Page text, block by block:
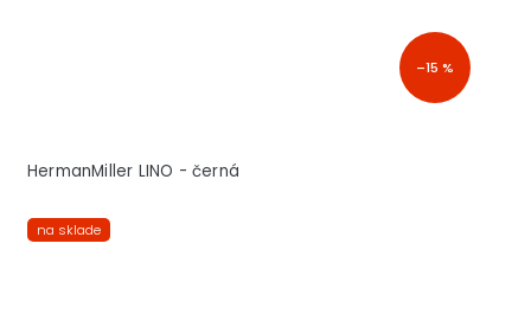
–15 %
HermanMiller LINO - černá
na sklade